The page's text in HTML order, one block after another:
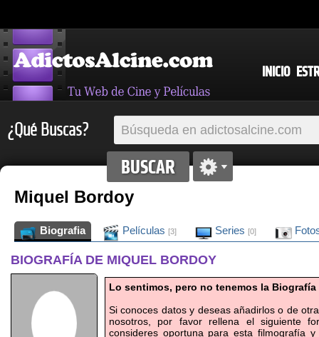
INICIO
¿Qué Buscas?
Miquel Bordoy
Biografia Películas [3] Series [0]
BIOGRAFÍA DE MIQUEL BORDOY
Lo sentimos, pero no tenemos la
Si conoces datos y deseas añadirlos o de
nosotros, por favor rellena el siguiente
consideres oportuna para esta filmografía